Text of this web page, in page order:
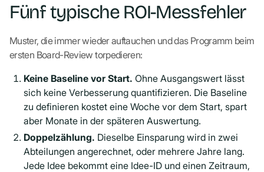
Fünf typische ROI-Messfehler
Muster, die immer wieder auftauchen und das Programm beim
ersten Board-Review torpedieren:
Keine Baseline vor Start. Ohne Ausgangswert lässt
sich keine Verbesserung quantifizieren. Die Baseline
zu definieren kostet eine Woche vor dem Start, spart
aber Monate in der späteren Auswertung.
Doppelzählung. Dieselbe Einsparung wird in zwei
Abteilungen angerechnet, oder mehrere Jahre lang.
Jede Idee bekommt eine Idee-ID und einen Zeitraum,